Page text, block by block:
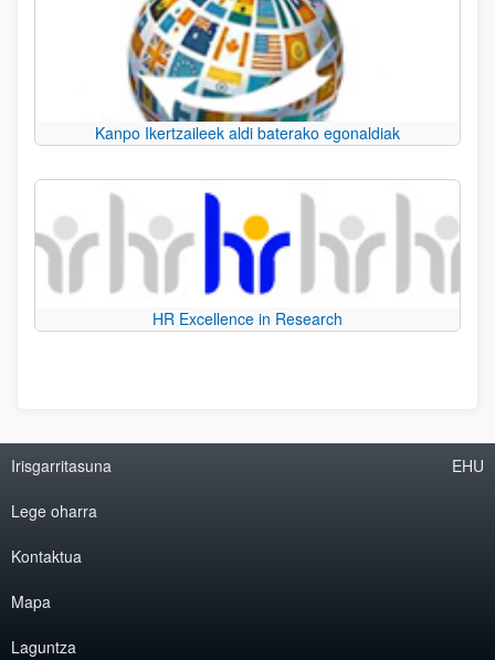
Kanpo Ikertzaileek aldi baterako egonaldiak
HR Excellence in Research
Irisgarritasuna
Lege oharra
Kontaktua
Mapa
Laguntza
EHU